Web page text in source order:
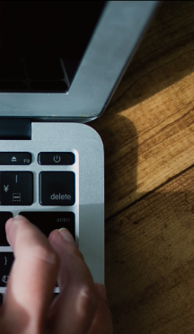
会社概要
Profile